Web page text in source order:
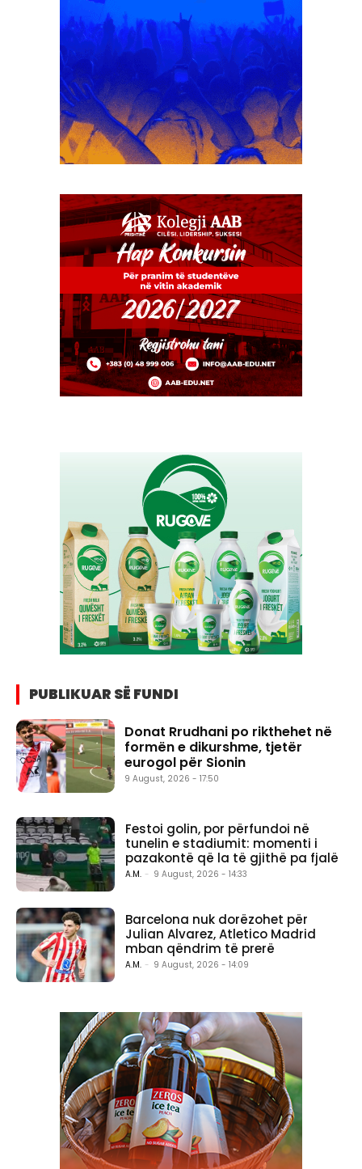
PUBLIKUAR SË FUNDI
Donat Rrudhani po rikthehet në
formën e dikurshme, tjetër
eurogol për Sionin
9 August, 2026 - 17:50
Festoi golin, por përfundoi në
tunelin e stadiumit: momenti i
pazakontë që la të gjithë pa fjalë
A.M. - 9 August, 2026 - 14:33
Barcelona nuk dorëzohet për
Julian Alvarez, Atletico Madrid
mban qëndrim të prerë
A.M. - 9 August, 2026 - 14:09